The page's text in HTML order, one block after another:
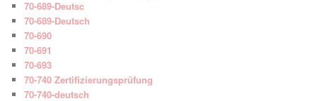
70-689-Deutsc
70-689-Deutsch
70-690
70-691
70-693
70-740 Zertifizierungsprüfung
70-740-deutsch